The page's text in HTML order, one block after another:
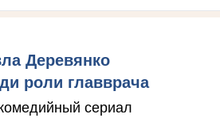
Деревянко
роли главврача
сериал